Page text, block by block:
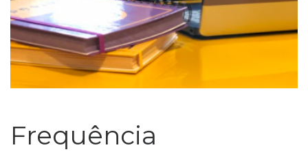
Frequência